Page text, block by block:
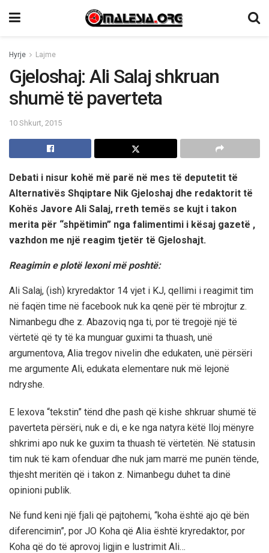
Hyrje Lajme
Gjeloshaj: Ali Salaj shkruan
shumë të paverteta
10 Shkurt, 2015
Debati i nisur kohë më parë në mes të deputetit të
Alternativës Shqiptare Nik Gjeloshaj dhe redaktorit të
Kohës Javore Ali Salaj, rreth temës se kujt i takon
merita për “shpëtimin” nga falimentimi i kësaj gazetë ,
vazhdon me një reagim tjetër të Gjeloshajt.
Reagimin e plotë lexoni më poshtë:
Ali Salaj, (ish) kryredaktor 14 vjet i KJ, qellimi i reagimit tim
në faqën time në facebook nuk ka qenë për të mbrojtur z.
Nimanbegu dhe z. Abazoviq nga ti, por të tregojë një të
vërtetë që ty të ka munguar guximi ta thuash, unë
argumentova, Alia tregov nivelin dhe edukaten, unë përsëri
me argumente Ali, edukata elementare nuk më lejonë
ndryshe.
E lexova “tekstin” tënd dhe pash që kishe shkruar shumë të
paverteta përsëri, nuk e di, e ke nga natyra këtë lloj mënyre
shkrimi apo nuk ke guxim ta thuash të vërtetën. Në statusin
tim nuk të kam ofenduar dhe nuk jam marrë me punën tënde,
thjesht meritën që i takon z. Nimanbegu duhet ta dinë
opinioni publik.
Në fund keni një fjali që pajtohemi, “koha është ajo që bën
diferencimin”, por JO Koha që Alia është kryredaktor, por
Koha që do të aprovoj ligjin e lustrimit Ali…